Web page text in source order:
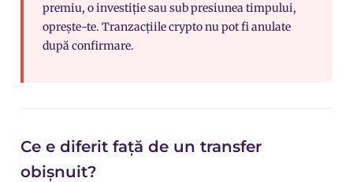
premiu, o investiție sau sub presiunea timpului,
oprește-te. Tranzacțiile crypto nu pot fi anulate
după confirmare.
Ce e diferit față de un transfer
obișnuit?